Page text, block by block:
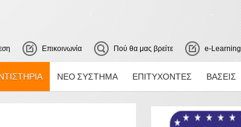
Επικοινωνία Πού θα μας βρείτε e-Learning
ΝΈΟ ΣΎΣΤΗΜΑ ΕΠΙΤΥΧΟΝΤΕΣ ΒΑΣΕΙΣ